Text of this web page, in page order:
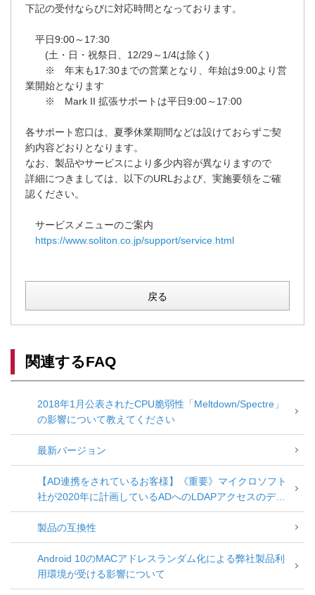
下記の受付ならびに対応時間となっております。
平日9:00～17:30
(土・日・祝祭日、12/29～1/4は除く)
※ 年末も17:30までの営業となり、年始は9:00より営
業開始となります
※ Mark II 拡張サポートは平日9:00～17:00
各サポート窓口は、夏季休業期間などは設けておらずご契
約内容どおりとなります。
なお、製品やサービスにより多少内容が異なりますので
詳細につきましては、以下のURLおよび、実施要領をご確
認ください。
サービスメニューのご案内
https://www.soliton.co.jp/support/service.html
戻る
関連するFAQ
2018年1月公表されたCPU脆弱性「Meltdown/Spectre」
の影響について教えてください
最新バージョン
【AD連携をされているお客様】《重要》マイクロソフト
社が2020年に計画しているADへのLDAPアクセスのデフ
ォルト厳格化について
製品の互換性
Android 10のMACアドレスランダム化による弊社製品利
用環境が受ける影響について